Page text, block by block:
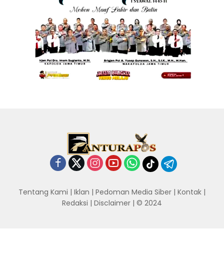
Tentang Kami | Iklan | Pedoman Media Siber | Kontak |
Redaksi | Disclaimer | © 2024